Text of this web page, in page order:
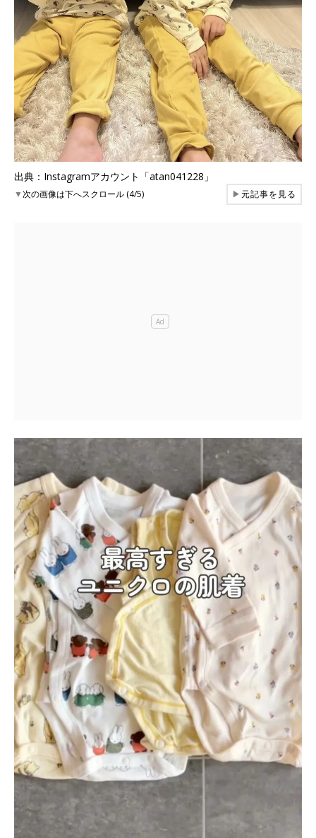
出典：Instagramアカウント「atan041228」
▼次の画像は下へスクロール (4/5) ▶元記事を見る